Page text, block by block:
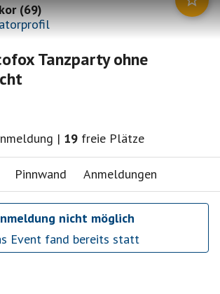
(69)
Tanzparty ohne
| 19 freie Plätze
Pinnwand Anmeldungen
nicht möglich
Event fand bereits statt